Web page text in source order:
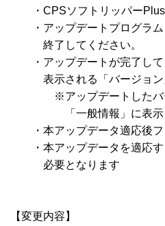
・CPSソフトリッパーPlus
・アップデートプログラム
終了してください。
・アップデートが完了して
表示される「バージョン」
※アップデートしたバージ
「一般情報」に表示され
・本アップデータ適応後フ
・本アップデータを適応す
必要となります
【変更内容】